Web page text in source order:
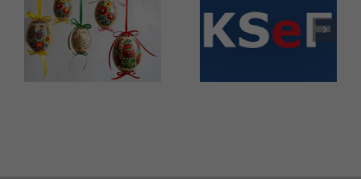
Życzenia
Wielkanocne
moment
na